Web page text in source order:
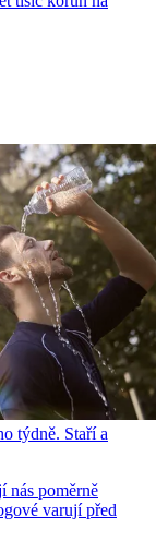
týdně. Staří a
nás poměrně
varují před